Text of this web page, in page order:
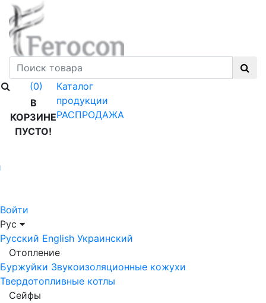
(0)
В
КОРЗИНЕ
ПУСТО!
Каталог
продукции
РАСПРОДАЖА
Войти
Рус
Русский English Украинский
Отопление
Буржуйки Звукоизоляционные кожухи
Твердотопливные котлы
Сейфы